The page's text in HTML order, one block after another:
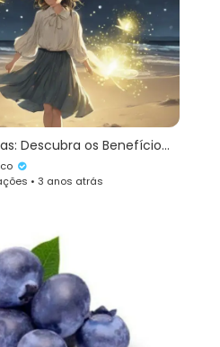
Nozes Pretas: Descubra os Benefícios e Sabores dessa Deliciosa Oleaginosa
• 3 anos atrás